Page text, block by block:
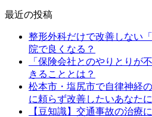
最近の投稿
整形外科だけで改善しない
院で良くなる？
「保険会社とのやりとりが
きることとは？
松本市・塩尻市で自律神経
に頼らず改善したいあなた
【豆知識】交通事故の治療